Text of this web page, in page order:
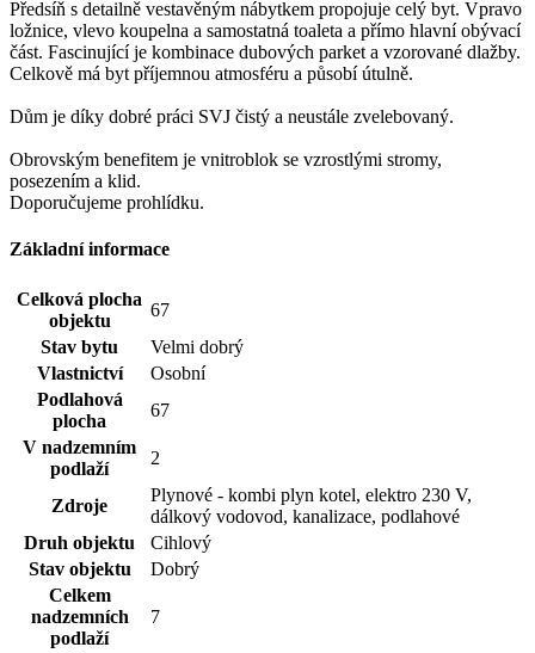
Předsíň s detailně vestavěným nábytkem propojuje celý byt. Vpravo
ložnice, vlevo koupelna a samostatná toaleta a přímo hlavní obývací
část. Fascinující je kombinace dubových parket a vzorované dlažby.
Celkově má byt příjemnou atmosféru a působí útulně.
Dům je díky dobré práci SVJ čistý a neustále zvelebovaný.
Obrovským benefitem je vnitroblok se vzrostlými stromy,
posezením a klid.
Doporučujeme prohlídku.
Základní informace
Celková plocha
objektu
67
Stav bytu
Velmi dobrý
Vlastnictví
Osobní
Podlahová
plocha
67
V nadzemním
podlaží
2
Zdroje
Plynové - kombi plyn kotel, elektro 230 V,
dálkový vodovod, kanalizace, podlahové
Druh objektu
Cihlový
Stav objektu
Dobrý
Celkem
nadzemních
podlaží
7